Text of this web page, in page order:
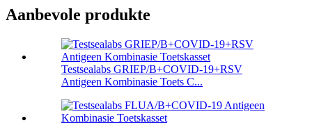
Aanbevole produkte
Testsealabs GRIEP/B+COVID-19+RSV
Antigeen Kombinasie Toets C...